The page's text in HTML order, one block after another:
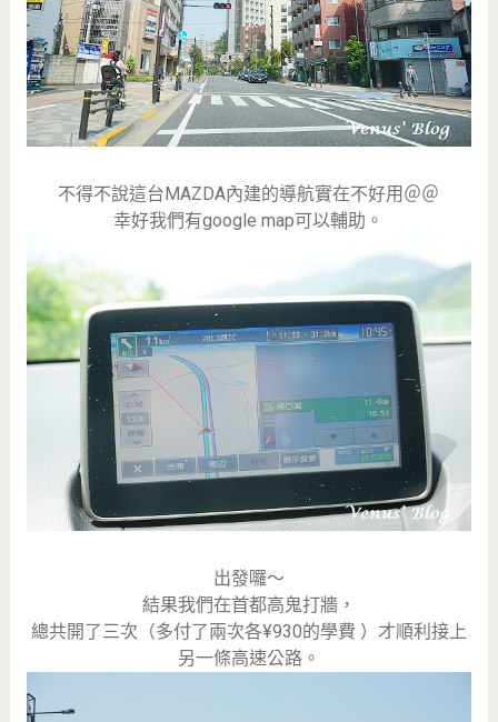
不得不說這台MAZDA內建的導航實在不好用＠＠
幸好我們有google map可以輔助。
出發囉～
結果我們在首都高鬼打牆，
總共開了三次（多付了兩次各¥930的學費 ）才順利接上
另一條高速公路。